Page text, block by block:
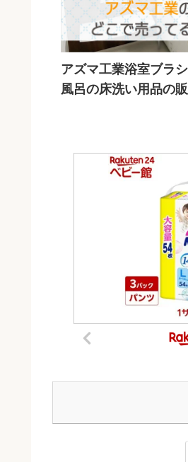
アズマ工業浴室ブラ
風呂の床洗い用品の